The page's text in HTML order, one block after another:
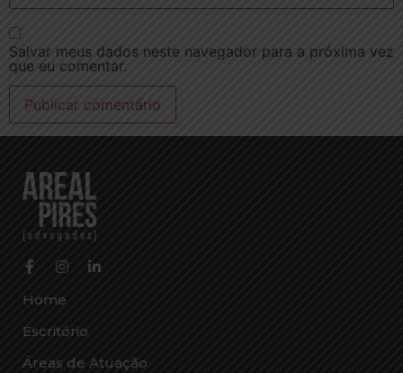
Salvar meus dados neste navegador para a próxima vez
que eu comentar.
Home
Escritório
Áreas de Atuação